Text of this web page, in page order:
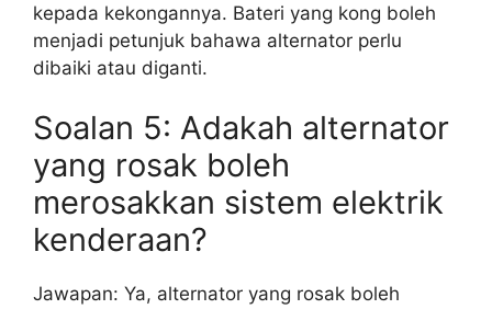
kepada kekongannya. Bateri yang kong boleh
menjadi petunjuk bahawa alternator perlu
dibaiki atau diganti.
Soalan 5: Adakah alternator
yang rosak boleh
merosakkan sistem elektrik
kenderaan?
Jawapan: Ya, alternator yang rosak boleh